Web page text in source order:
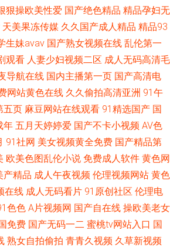
狠操欧美性爱 国产绝色精品 精品孕妇无
天美果冻传媒 久久国产成人精品 精品93
生妹avav 国产熟女视频在线 乱伦第一
观看 人妻少妇视频二区 成人无码高清毛
导航在线 国内主播第一页 国产高清电
网站黄色在线 久久偷拍高清亚洲 91午
五页 麻豆网站在线观看 91精选国产 国
年 五月天婷婷爱 国产不卡小视频 AV色
91社网 美女视频黄全免费 国产精品第
欧美色图乱伦小说 免费成人软件 黄色网
产精品 成人午夜视频 伦理视频网站 黄色
在线 成人无码看片 91原创社区 伦理电
色色 A片视频网 国产自在线 操欧美老女
免费 国产无码一二 蜜桃tv网站入口 国
熟女自拍偷拍 青青久视频 久草新视频